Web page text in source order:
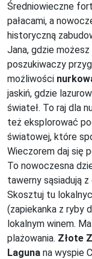
Średniowieczne
pałacami, a
historyczną
Jana, gdzie możesz
poszukiwaczy
możliwości
jaskiń, gdzie
świateł. To raj dla
też eksplorować
światowej, które
Wieczorem daj się
To nowoczesna
tawerny sąsiadują
Skosztuj tu
(zapiekanka z ryby
lokalnym winem.
plażowania. Złote
Laguna na wyspie